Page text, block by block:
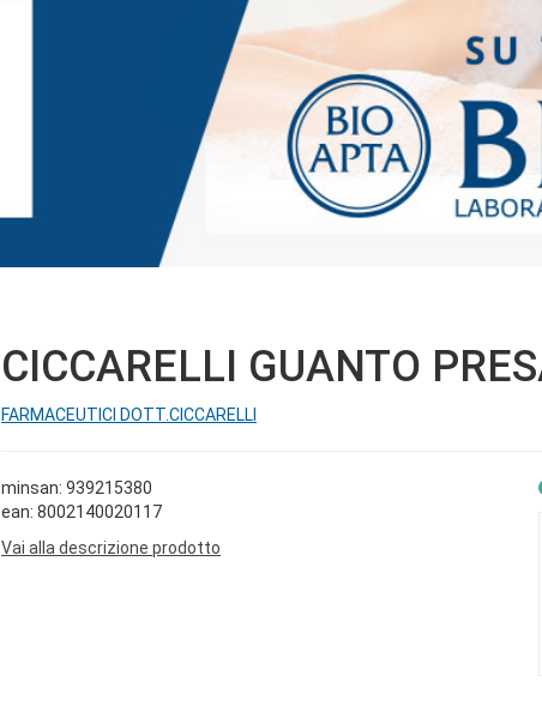
CICCARELLI GUANTO
FARMACEUTICI DOTT.CICCARELLI
minsan: 939215380
ean: 8002140020117
Vai alla descrizione prodotto